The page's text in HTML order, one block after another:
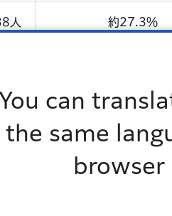
You can
the same
browser
人 約27.3％
。
ゲームに関する実態調査結